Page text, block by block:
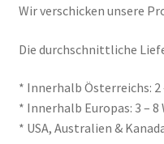
Wir verschicken unsere
Die durchschnittliche
* Innerhalb Österreichs: 2
* Innerhalb Europas: 3 – 8
* USA, Australien &